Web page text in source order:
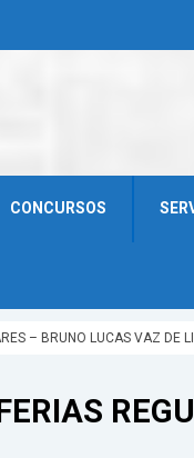
CONCURSOS
– BRUNO LUCAS VAZ DE